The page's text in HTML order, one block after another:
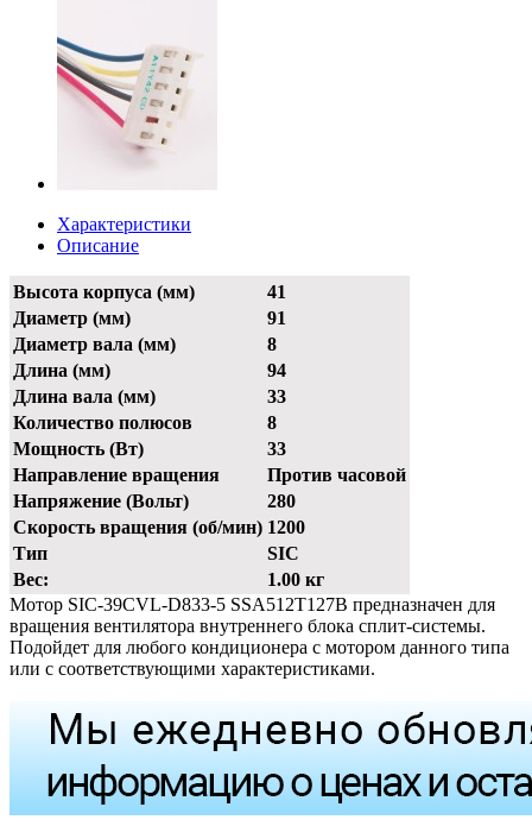
Характеристики
Описание
Высота корпуса (мм)
41
Диаметр (мм)
91
Диаметр вала (мм)
8
Длина (мм)
94
Длина вала (мм)
33
Количество полюсов
8
Мощность (Вт)
33
Направление вращения
Против часовой
Напряжение (Вольт)
280
Скорость вращения (об/мин) 1200
Тип
SIC
Вес:
1.00 кг
Мотор SIC-39CVL-D833-5 SSA512T127B предназначен для
вращения вентилятора внутреннего блока сплит-системы.
Подойдет для любого кондиционера с мотором данного типа
или с соответствующими характеристиками.